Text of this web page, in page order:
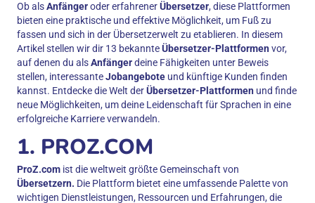
Ob alsAnfängeroder erfahrenerÜbersetzer, diese Plattformen
bieten eine praktische und effektive Möglichkeit, um Fuß zu
fassen und sich in der Übersetzerwelt zu etablieren. In diesem
Artikel stellen wir dir 13 bekannteÜbersetzer-Plattformen vor,
auf denen du alsAnfängerdeine Fähigkeiten unter Beweis
stellen, interessanteJobangebote und künftige Kunden finden
kannst. Entdecke die Welt derÜbersetzer-Plattformen und finde
neue Möglichkeiten, um deine Leidenschaft für Sprachen in eine
erfolgreiche Karriere verwandeln.
1. PROZ.COM
ProZ.com ist die weltweit größte Gemeinschaft von
Übersetzern. Die Plattform bietet eine umfassende Palette von
wichtigen Dienstleistungen, Ressourcen und Erfahrungen, die